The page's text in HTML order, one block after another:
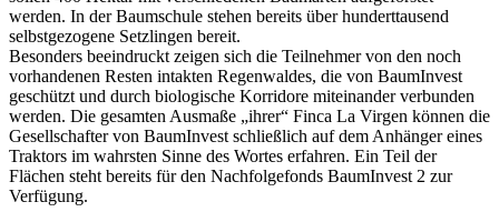
werden. In der Baumschule stehen bereits über hunderttausend
selbstgezogene Setzlingen bereit.
Besonders beeindruckt zeigen sich die Teilnehmer von den noch
vorhandenen Resten intakten Regenwaldes, die von BaumInvest
geschützt und durch biologische Korridore miteinander verbunden
werden. Die gesamten Ausmaße „ihrer“ Finca La Virgen können die
Gesellschafter von BaumInvest schließlich auf dem Anhänger eines
Traktors im wahrsten Sinne des Wortes erfahren. Ein Teil der
Flächen steht bereits für den Nachfolgefonds BaumInvest 2 zur
Verfügung.